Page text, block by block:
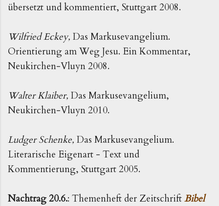
übersetzt und kommentiert, Stuttgart 2008.
Wilfried Eckey, Das Markusevangelium.
Orientierung am Weg Jesu. Ein Kommentar,
Neukirchen-Vluyn 2008.
Walter Klaiber, Das Markusevangelium,
Neukirchen-Vluyn 2010.
Ludger Schenke, Das Markusevangelium.
Literarische Eigenart - Text und
Kommentierung, Stuttgart 2005.
Nachtrag 20.6.: Themenheft der ZeitschriftBibel